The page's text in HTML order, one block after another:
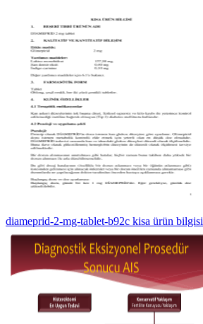
diameprid-2-mg-tablet-b92c kisa ürün bilgisi